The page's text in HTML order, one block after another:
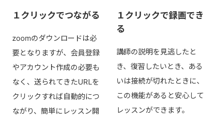
１クリックでつながる
zoomのダウンロードは必
要となりますが、会員登録
やアカウント作成の必要も
なく、送られてきたURLを
クリックすれば自動的につ
ながり、簡単にレッスン開
１クリックで録画でき
る
講師の説明を見逃したと
き、復習したいとき、ある
いは接続が切れたときに、
この機能があると安心して
レッスンができます。